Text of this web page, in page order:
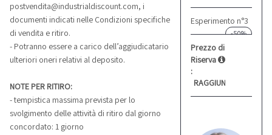
Esperimento n°3
-50%
Prezzo di
Riserva
:
postvendita@industrialdiscount.com, i
documenti indicati nelle Condizioni specifiche
di vendita e ritiro.
- Potranno essere a carico dell’aggiudicatario
ulteriori oneri relativi al deposito.
NOTE PER RITIRO:
- tempistica massima prevista per lo
svolgimento delle attività di ritiro dal giorno
concordato: 1 giorno